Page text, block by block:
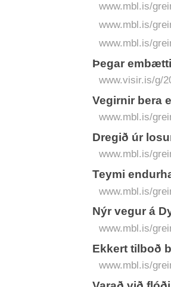
www.mbl.is/
www.mbl.is/
www.mbl.is/
Þegar
www.visir.is/g/
Vegirnir bera
www.mbl.is/
Dregið úr
www.mbl.is/
Teymi
www.mbl.is/
Nýr vegur á
www.mbl.is/
Ekkert tilboð
www.mbl.is/